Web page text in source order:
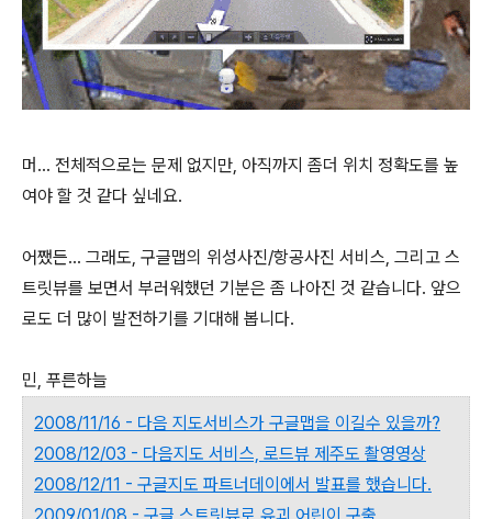
머... 전체적으로는 문제 없지만, 아직까지 좀더 위치 정확도를 높
여야 할 것 같다 싶네요.
어쨌든... 그래도, 구글맵의 위성사진/항공사진 서비스, 그리고 스
트릿뷰를 보면서 부러워했던 기분은 좀 나아진 것 같습니다. 앞으
로도 더 많이 발전하기를 기대해 봅니다.
민, 푸른하늘
2008/11/16 - 다음 지도서비스가 구글맵을 이길수 있을까?
2008/12/03 - 다음지도 서비스, 로드뷰 제주도 촬영영상
2008/12/11 - 구글지도 파트너데이에서 발표를 했습니다.
2009/01/08 - 구글 스트릿뷰로 유괴 어린이 구출